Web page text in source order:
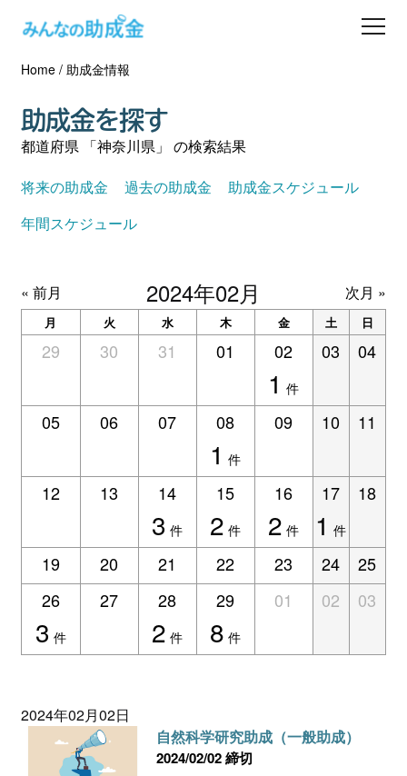
助成金を探す
士業の方へ
助成金コラム
専門家一覧
ダウンロード
会員登録
ログイン
Home/ 助成金情報
助成金を探す
都道府県 「神奈川県」 の検索結果
将来の助成金
過去の助成金
助成金スケジュール
年間スケジュール
« 前月 2024年02月 次月 »
月 火 水 木 金 土 日
29 30 31 01 02
1件
03 04
05 06 07 08
1件
09 10 11
12 13 14
3件
15
2件
16
2件
17
1件
18
19 20 21 22 23 24
25
26
3件
27 28
2件
29
8件
01 02 03
2024年02月02日
自然科学研究助成（一般助成）
2024/02/02 締切